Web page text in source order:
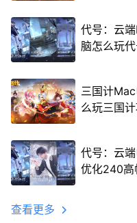
代号：云
脑怎么玩
三国计
么玩三国
代号：云
优化240高
查看更多